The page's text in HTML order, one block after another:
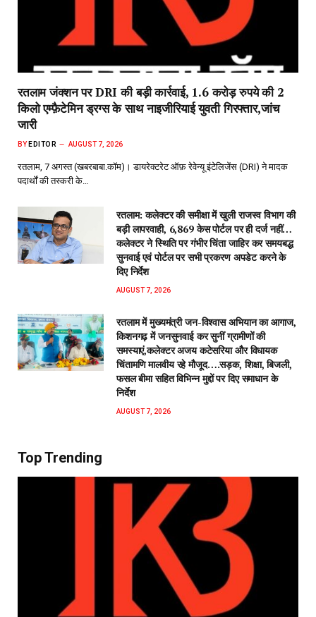
रतलाम जंक्शन पर DRI की बड़ी कार्रवाई, 1.6 करोड़ रुपये की 2
किलो एम्फ़ैटेमिन ड्रग्स के साथ नाइजीरियाई युवती गिरफ्तार,जांच
जारी
BY EDITOR AUGUST 7, 2026
रतलाम, 7 अगस्त (खबरबाबा.कॉम)। डायरेक्टरेट ऑफ़ रेवेन्यू इंटेलिजेंस (DRI) ने मादक
पदार्थों की तस्करी के…
रतलाम: कलेक्टर की समीक्षा में खुली राजस्व विभाग की
बड़ी लापरवाही, 6,869 केस पोर्टल पर ही दर्ज नहीं…
कलेक्टर ने स्थिति पर गंभीर चिंता जाहिर कर समयबद्ध
सुनवाई एवं पोर्टल पर सभी प्रकरण अपडेट करने के
दिए निर्देश
AUGUST 7, 2026
रतलाम में मुख्यमंत्री जन-विश्वास अभियान का आगाज,
किशनगढ़ में जनसुनवाई कर सुनीं ग्रामीणों की
समस्याएं,कलेक्टर अजय कटेसरिया और विधायक
चिंतामणि मालवीय रहे मौजूद….सड़क, शिक्षा, बिजली,
फसल बीमा सहित विभिन्न मुद्दों पर दिए समाधान के
निर्देश
AUGUST 7, 2026
Top Trending